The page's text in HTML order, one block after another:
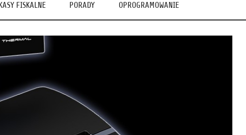
FISKALNE PORADY OPROGRAMOWANIE